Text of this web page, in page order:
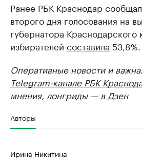
Ранее РБК Краснодар
второго дня голосования на
губернатора Краснодарского
избирателей составила 53,8%.
Оперативные новости и
Telegram-канале РБК
мнения, лонгриды — в Дзен
Авторы
Ирина Никитина